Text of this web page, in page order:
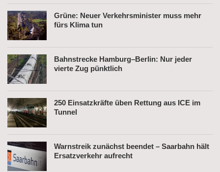
Grüne: Neuer Verkehrsminister muss mehr
fürs Klima tun
Bahnstrecke Hamburg–Berlin: Nur jeder
vierte Zug pünktlich
250 Einsatzkräfte üben Rettung aus ICE im
Tunnel
Warnstreik zunächst beendet – Saarbahn hält
Ersatzverkehr aufrecht